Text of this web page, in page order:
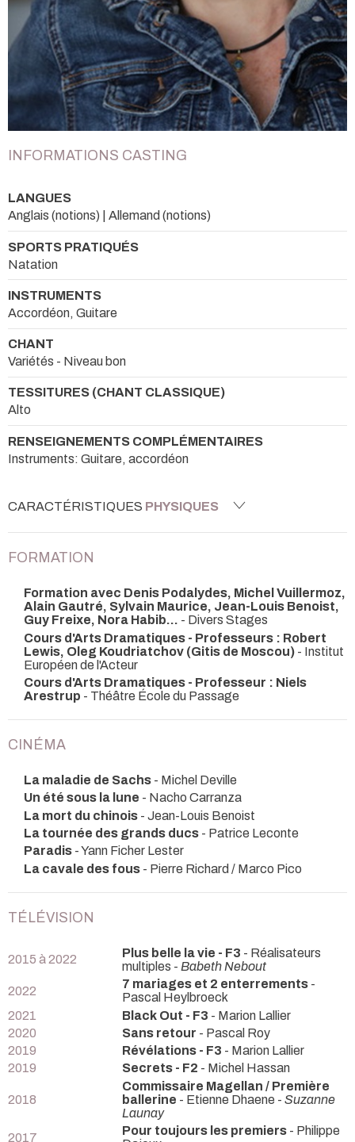
INFORMATIONS CASTING
LANGUES
Anglais (notions) | Allemand (notions)
SPORTS PRATIQUÉS
Natation
INSTRUMENTS
Accordéon, Guitare
CHANT
Variétés - Niveau bon
TESSITURES (CHANT CLASSIQUE)
Alto
RENSEIGNEMENTS COMPLÉMENTAIRES
Instruments: Guitare, accordéon
CARACTÉRISTIQUES PHYSIQUES
FORMATION
Formation avec Denis Podalydes, Michel Vuillermoz,
Alain Gautré, Sylvain Maurice, Jean-Louis Benoist,
Guy Freixe, Nora Habib... - Divers Stages
Cours d'Arts Dramatiques - Professeurs : Robert
Lewis, Oleg Koudriatchov (Gitis de Moscou) - Institut
Européen de l'Acteur
Cours d'Arts Dramatiques - Professeur : Niels
Arestrup - Théâtre École du Passage
CINÉMA
La maladie de Sachs - Michel Deville
Un été sous la lune - Nacho Carranza
La mort du chinois - Jean-Louis Benoist
La tournée des grands ducs - Patrice Leconte
Paradis - Yann Ficher Lester
La cavale des fous - Pierre Richard / Marco Pico
TÉLÉVISION
2015 à 2022 Plus belle la vie - F3 - Réalisateurs
multiples - Babeth Nebout
2022
7 mariages et 2 enterrements -
Pascal Heylbroeck
2021
Black Out - F3 - Marion Lallier
2020
Sans retour - Pascal Roy
2019
Révélations - F3 - Marion Lallier
2019
Secrets - F2 - Michel Hassan
2018
Commissaire Magellan / Première
ballerine - Etienne Dhaene - Suzanne
Launay
2017
Pour toujours les premiers - Philippe